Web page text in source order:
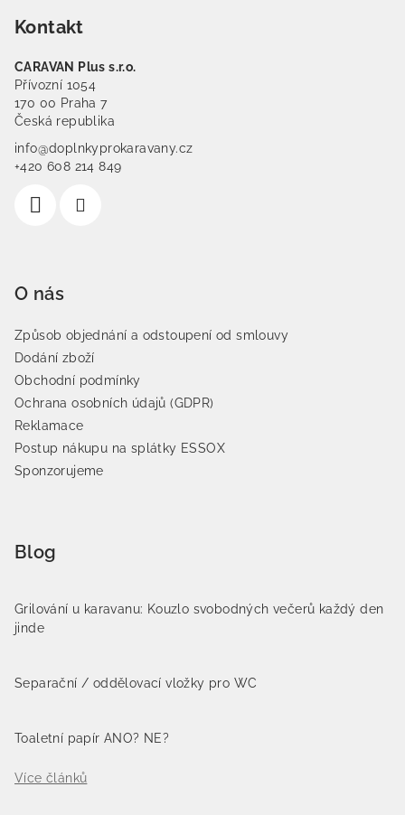
Kontakt
CARAVAN Plus s.r.o.
Přívozní 1054
170 00 Praha 7
Česká republika
info@doplnkyprokaravany.cz
+420 608 214 849
O nás
Způsob objednání a odstoupení od smlouvy
Dodání zboží
Obchodní podmínky
Ochrana osobních údajů (GDPR)
Reklamace
Postup nákupu na splátky ESSOX
Sponzorujeme
Blog
Grilování u karavanu: Kouzlo svobodných večerů každý den
jinde
Separační / oddělovací vložky pro WC
Toaletní papír ANO? NE?
Více článků